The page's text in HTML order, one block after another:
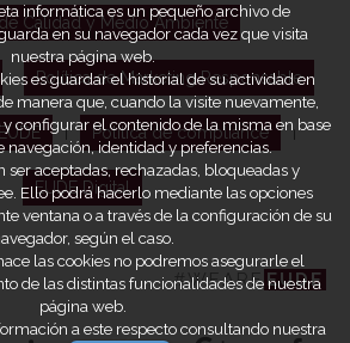
Calidad y Medio Ambiente
Política de Marketing Responsable
Política de compliance
EUDE Digital
#WEAREEUDE
informática es un pequeño archivo de
en su navegador cada vez que visita
nuestra página web.
es guardar el historial de su actividad en
manera que, cuando la visite nuevamente,
configurar el contenido de la misma en base
navegación, identidad y preferencias.
ser aceptadas, rechazadas, bloqueadas y
Ello podrá hacerlo mediante las opciones
ventana o a través de la configuración de su
según el caso.
las cookies no podremos asegurarle el
de las distintas funcionalidades de nuestra
página web.
a este respecto consultando nuestra